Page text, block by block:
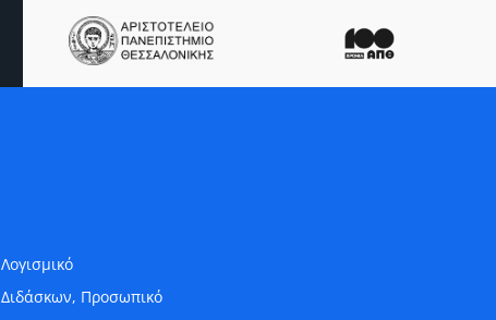
Λογισμικό
Διδάσκων, Προσωπικό